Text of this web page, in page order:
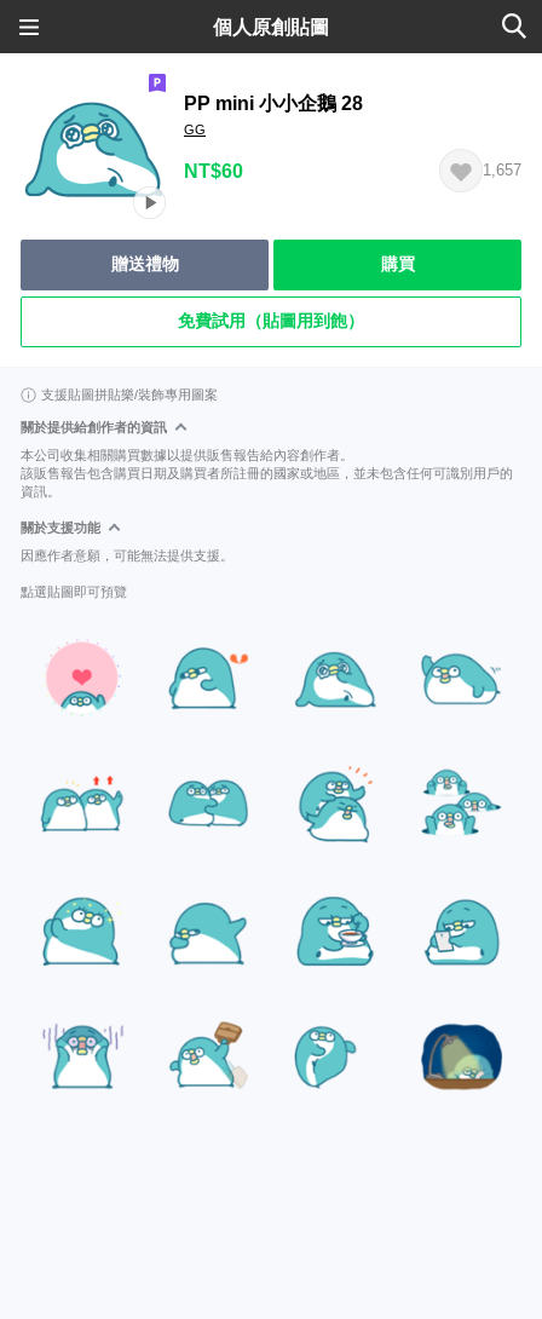
個人原創貼圖
PP mini 小小企鵝 28
GG
NT$60 1,657
贈送禮物 購買
免費試用（貼圖用到飽）
支援貼圖拼貼樂/裝飾專用圖案
關於提供給創作者的資訊
本公司收集相關購買數據以提供販售報告給內容創作者。
該販售報告包含購買日期及購買者所註冊的國家或地區，並未包含任何可識別用戶的
資訊。
關於支援功能
因應作者意願，可能無法提供支援。
點選貼圖即可預覽